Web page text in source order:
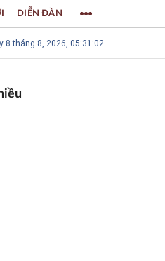
sáng tạo Thế giới
8 tháng 8, 2026, 05:31:03
DIỄN ĐÀN